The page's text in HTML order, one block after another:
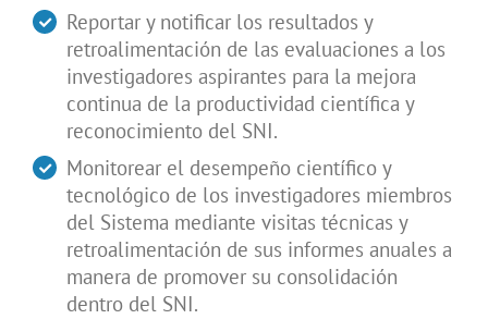
Reportar y notificar los resultados y
retroalimentación de las evaluaciones a los
investigadores aspirantes para la mejora
continua de la productividad científica y
reconocimiento del SNI.
Monitorear el desempeño científico y
tecnológico de los investigadores miembros
del Sistema mediante visitas técnicas y
retroalimentación de sus informes anuales a
manera de promover su consolidación
dentro del SNI.